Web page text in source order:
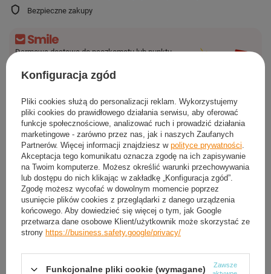
Bezpieczne zakupy
Darmowa dostawa do paczkomatu lub punktu
darmo
Więcej informacji.
OSZCZĘDŹ KUPUJĄC WIĘCEJ
Konfiguracja zgód
Pliki cookies służą do personalizacji reklam. Wykorzystujemy
pliki cookies do prawidłowego działania serwisu, aby oferować
funkcje społecznościowe, analizować ruch i prowadzić działania
marketingowe - zarówno przez nas, jak i naszych Zaufanych
Partnerów. Więcej informacji znajdziesz w polityce prywatności
Akceptacja tego komunikatu oznacza zgodę na ich zapisywanie
na Twoim komputerze. Możesz określić warunki przechowywania
lub dostępu do nich klikając w zakładkę „Konfiguracja zgód”.
Zgodę możesz wycofać w dowolnym momencie poprzez
usunięcie plików cookies z przeglądarki z danego urządzenia
końcowego. Aby dowiedzieć się więcej o tym, jak Google
przetwarza dane osobowe Klient/użytkownik może skorzystać ze
strony https://business.safety.google/privacy/
Funkcjonalne pliki cookie (wymagane)
Zawsze